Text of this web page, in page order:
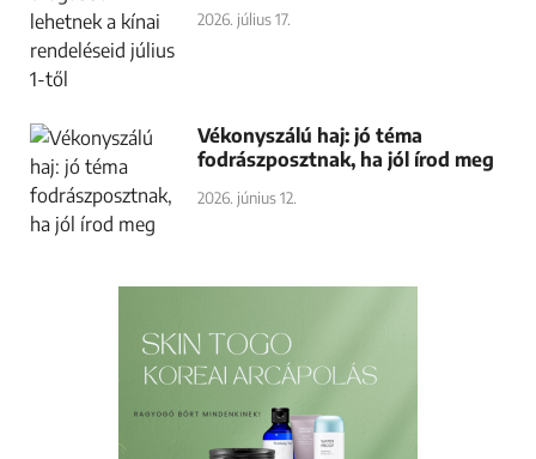
2026. július 17.
Vékonyszálú haj: jó téma
fodrászposztnak, ha jól írod meg
2026. június 12.